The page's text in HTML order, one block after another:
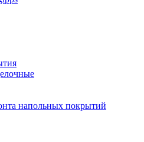
напольных покрытий